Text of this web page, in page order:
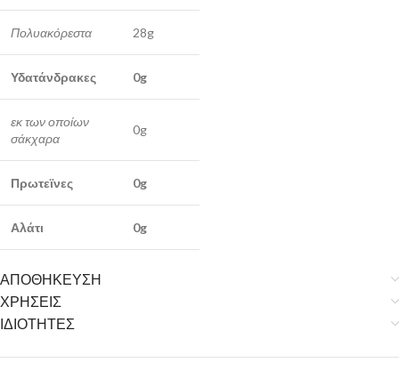
Πολυακόρεστα 28g
Υδατάνδρακες 0g
εκ των οποίων
σάκχαρα
0g
Πρωτεϊνες 0g
Αλάτι 0g
ΑΠΟΘΗΚΕΥΣΗ
ΧΡΗΣΕΙΣ
ΙΔΙΟΤΗΤΕΣ